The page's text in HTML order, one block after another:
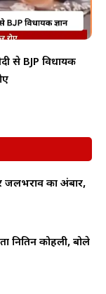
से BJP विधायक
जलभराव का अंबार,
नितिन कोहली, बोले